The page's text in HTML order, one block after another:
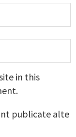
in this
publicate alte